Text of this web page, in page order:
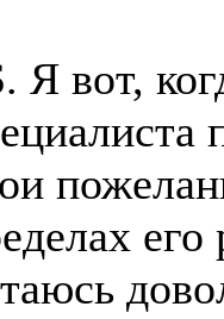
Я вот,